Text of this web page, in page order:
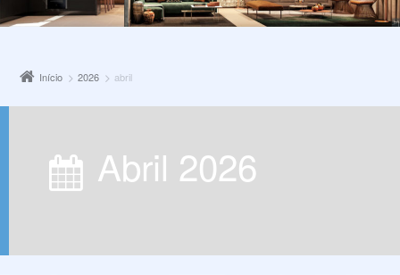
Início 2026 abril
abril 2026